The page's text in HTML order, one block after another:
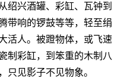
绍兴酒罐、彩缸、瓦钟到
带响的锣鼓等等，轻至绢
活人。被蹬物体，或飞速
制彩缸，到笨重的木制八
只见影子不见物象。